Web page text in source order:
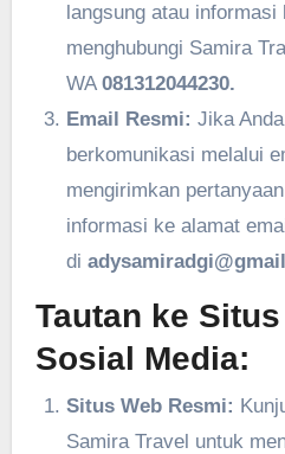
langsung atau
menghubungi Samira
WA 081312044230.
Email Resmi: Jika
berkomunikasi melalui
mengirimkan
informasi ke alamat
di
Tautan ke
Sosial Media:
Situs Web Resmi:
Samira Travel untuk